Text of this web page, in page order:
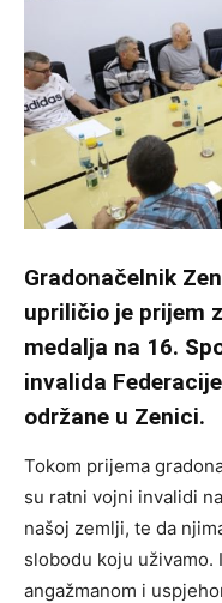
Gradonačelnik
upriličio je prijem
medalja na 16.
invalida
održane u Zenici.
Tokom prijema
su ratni vojni invalidi
našoj zemlji, te da
slobodu koju uživamo.
angažmanom i